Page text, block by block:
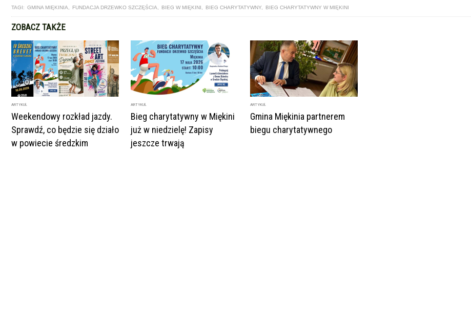
TAGI: GMINA MIĘKINIA FUNDACJA DRZEWKO SZCZĘŚCIA BIEG W MIĘKINI BIEG CHARYTATYWNY BIEG CHARYTATYWNY W MIĘKINI
ZOBACZ TAKŻE
ARTYKUŁ
Weekendowy rozkład jazdy.
Sprawdź, co będzie się działo
w powiecie średzkim
ARTYKUŁ
Bieg charytatywny w Miękini
już w niedzielę! Zapisy
jeszcze trwają
ARTYKUŁ
Gmina Miękinia partnerem
biegu charytatywnego